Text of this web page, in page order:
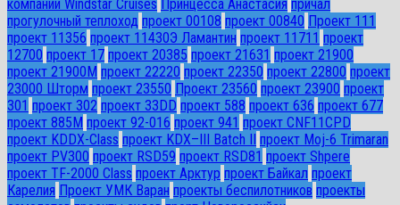
компании Windstar Cruises Принцесса Анастасия причал
прогулочный теплоход проект 00108 проект 00840 Проект 111
проект 11356 проект 11430Э Ламантин проект 11711 проект
12700 проект 17 проект 20385 проект 21631 проект 21900
проект 21900М проект 22220 проект 22350 проект 22800 проект
23000 Шторм проект 23550 Проект 23560 проект 23900 проект
301 проект 302 проект 33DD проект 588 проект 636 проект 677
проект 885М проект 92-016 проект 941 проект CNF11CPD
проект KDDX-Class проект KDX–III Batch II
проект Moj-6 Trimaran
проект PV300 проект RSD59 проект RSD81 проект Shpere
проект TF-2000 Class проект Арктур проект Байкал проект
Карелия Проект УМК Варан проекты беспилотников проекты